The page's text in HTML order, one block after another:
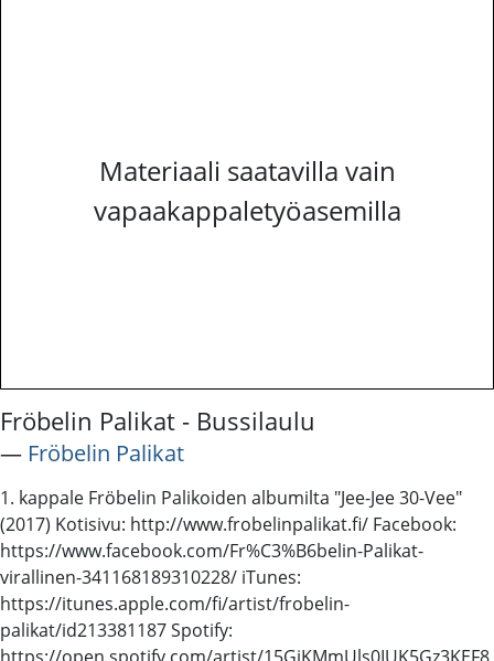
Materiaali saatavilla vain
vapaakappaletyöasemilla
Fröbelin Palikat - Bussilaulu
― Fröbelin Palikat
1. kappale Fröbelin Palikoiden albumilta "Jee-Jee 30-Vee"
(2017) Kotisivu: http://www.frobelinpalikat.fi/ Facebook:
https://www.facebook.com/Fr%C3%B6belin-Palikat-
virallinen-341168189310228/ iTunes:
https://itunes.apple.com/fi/artist/frobelin-
palikat/id213381187 Spotify: